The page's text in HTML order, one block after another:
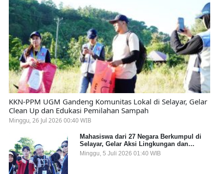
KKN-PPM UGM Gandeng Komunitas Lokal di Selayar, Gelar
Clean Up dan Edukasi Pemilahan Sampah
Minggu, 26 Jul 2026 00:40 WIB
Mahasiswa dari 27 Negara Berkumpul di
Selayar, Gelar Aksi Lingkungan dan
Dalami Kearifan Lokal Bumi Tanadoang
Minggu, 5 Juli 2026 01:40 WIB